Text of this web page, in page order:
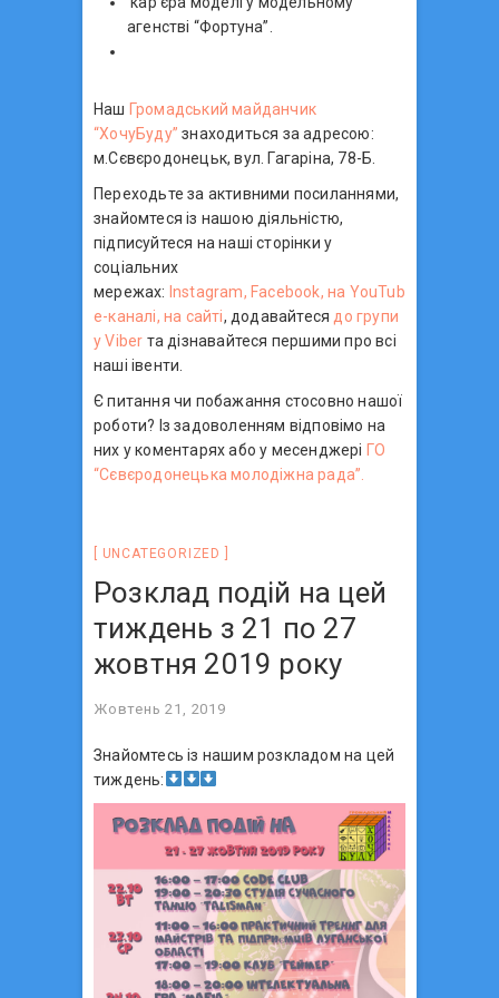
агенстві “Фортуна”.
Наш Громадський майданчик
“ХочуБуду” знаходиться за адресою:
м.Сєвєродонецьк, вул. Гагаріна, 78-Б.
Переходьте за активними посиланнями,
знайомтеся із нашою діяльністю,
підписуйтеся на наші сторінки у
соціальних
мережах: Instagram, Facebook, на YouTub
e-каналі, на сайті, додавайтеся до групи
у Viber та дізнавайтеся першими про всі
наші івенти.
Є питання чи побажання стосовно нашої
роботи? Із задоволенням відповімо на
них у коментарях або у месенджері ГО
“Сєвєродонецька молодіжна рада”.
UNCATEGORIZED
Розклад подій на цей
тиждень з 21 по 27
жовтня 2019 року
Жовтень 21, 2019
Знайомтесь із нашим розкладом на цей
тиждень: